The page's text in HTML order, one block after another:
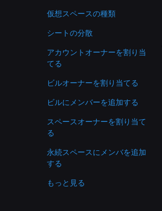
仮想スペースの種類
シートの分散
アカウントオーナーを割り当
てる
ビルオーナーを割り当てる
ビルにメンバーを追加する
スペースオーナーを割り当て
る
永続スペースにメンバを追加
する
もっと見る